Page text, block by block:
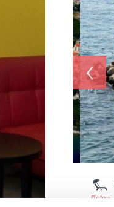
‹
Beton